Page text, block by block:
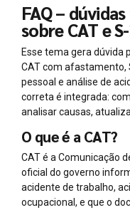
FAQ –
sobre CAT e
Esse tema gera
CAT com
pessoal e análise de
correta é integrada:
analisar causas,
O que é a CAT?
CAT é a Comunicação
oficial do governo
acidente de trabalho,
ocupacional, e que o